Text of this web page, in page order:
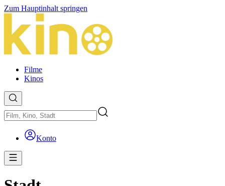
Zum Hauptinhalt springen
Filme
Kinos
Konto